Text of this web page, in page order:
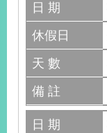
日 期
休假日
天 數
備 註
日 期